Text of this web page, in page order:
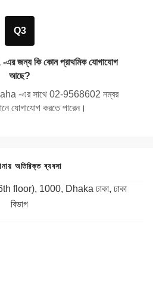
Q3
জন্য কি কোন প্রাথমিক যোগাযোগ
আছে?
-এর সাথে 02-9568602 নম্বর
যোগাযোগ করতে পারেন।
অতিরিক্ত ব্যবসা
floor), 1000, Dhaka ঢাকা, ঢাকা
বিভাগ